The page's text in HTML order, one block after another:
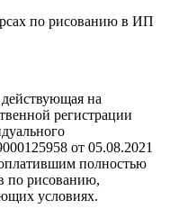
по рисованию в ИП
на
регистрации
от 05.08.2021
полностью
по рисованию,
условиях.